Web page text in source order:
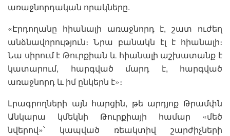
առաջնորդական որակները.
«Էրդողանը հիանալի առաջնորդ է, շատ ուժեղ
անձնավորություն։ Նրա բանակն էլ է հիանալի։
Նա սիրում է Թուրքիան և հիանալի աշխատանք է
կատարում, հարգված մարդ է, հարգված
առաջնորդ և իմ ընկերն է»։
Լրագրողների այն հարցին, թե արդյոք Թրամփն
Անկարա կմեկնի Թուրքիայի համար «մեծ
նվերով»՝ կապված ռեակտիվ շարժիչների